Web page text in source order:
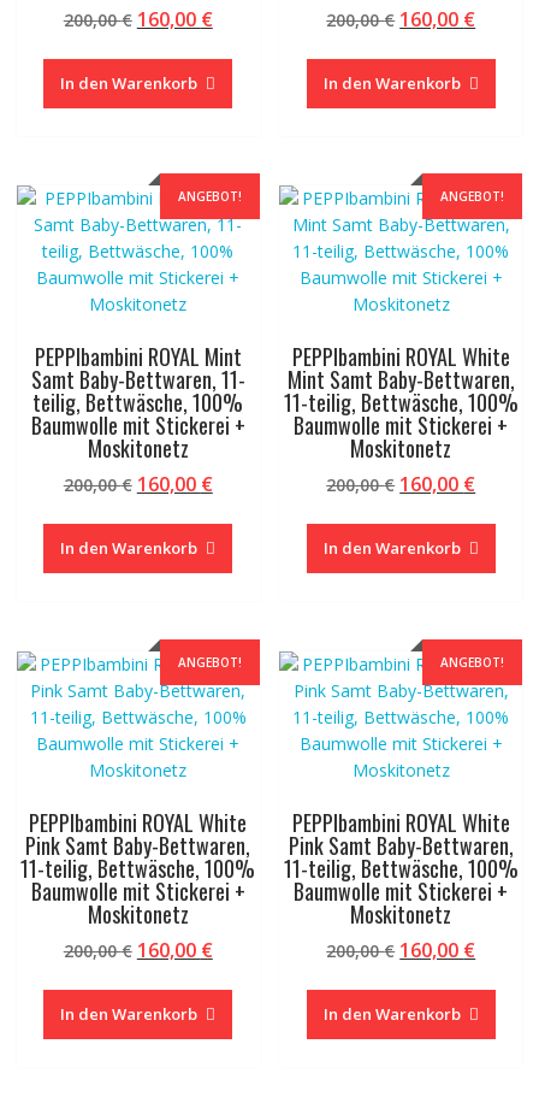
200,00€ Ursprünglicher
war:
200,00 €
160,00 €Aktueller
ist:
160,00 €.
In den Warenkorb
200,00€ Ursprünglicher
war:
200,00 €
160,00 €
ist:
160,00
In den Warenkorb
ANGEBOT!
PEPPIbambini ROYAL Mint
Samt Baby-Bettwaren, 11-
teilig, Bettwäsche, 100%
Baumwolle mit Stickerei +
Moskitonetz
200,00€ Ursprünglicher
war:
200,00 €
160,00 €Aktueller
ist:
160,00 €.
In den Warenkorb
ANGEBOT!
PEPPIbambini ROYAL White
Mint Samt Baby-Bettwaren,
11-teilig, Bettwäsche, 100%
Baumwolle mit Stickerei +
Moskitonetz
200,00€ Ursprünglicher
war:
200,00 €
160,00 €
ist:
160,00
In den Warenkorb
ANGEBOT!
PEPPIbambini ROYAL White
Pink Samt Baby-Bettwaren,
11-teilig, Bettwäsche, 100%
Baumwolle mit Stickerei +
Moskitonetz
200,00€ Ursprünglicher
war:
200,00 €
160,00 €Aktueller
ist:
160,00 €.
In den Warenkorb
ANGEBOT!
PEPPIbambini ROYAL White
Pink Samt Baby-Bettwaren,
11-teilig, Bettwäsche, 100%
Baumwolle mit Stickerei +
Moskitonetz
200,00€ Ursprünglicher
war:
200,00 €
160,00 €
ist:
160,00
In den Warenkorb